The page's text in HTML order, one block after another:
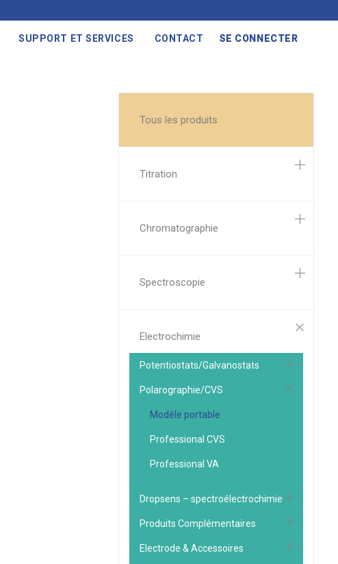
SUPPORT ET SERVICES CONTACT SE CONNECTER
Tous les produits
Titration
Chromatographie
Spectroscopie
Electrochimie
Potentiostats/Galvanostats
Polarographie/CVS
Modèle portable
Professional CVS
Professional VA
Dropsens – spectroélectrochimie
Produits Complémentaires
Electrode & Accessoires